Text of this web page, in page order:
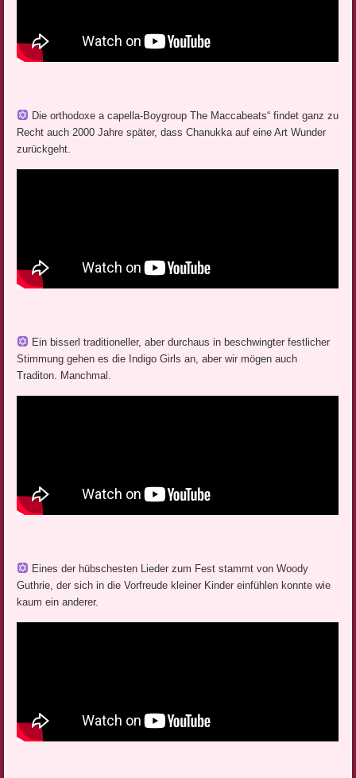
Die orthodoxe a capella-Boygroup The Maccabeats“ findet ganz zu
Recht auch 2000 Jahre später, dass Chanukka auf eine Art Wunder
zurückgeht.
Ein bisserl traditioneller, aber durchaus in beschwingter festlicher
Stimmung gehen es die Indigo Girls an, aber wir mögen auch
Traditon. Manchmal.
Eines der hübschesten Lieder zum Fest stammt von Woody
Guthrie, der sich in die Vorfreude kleiner Kinder einfühlen konnte wie
kaum ein anderer.